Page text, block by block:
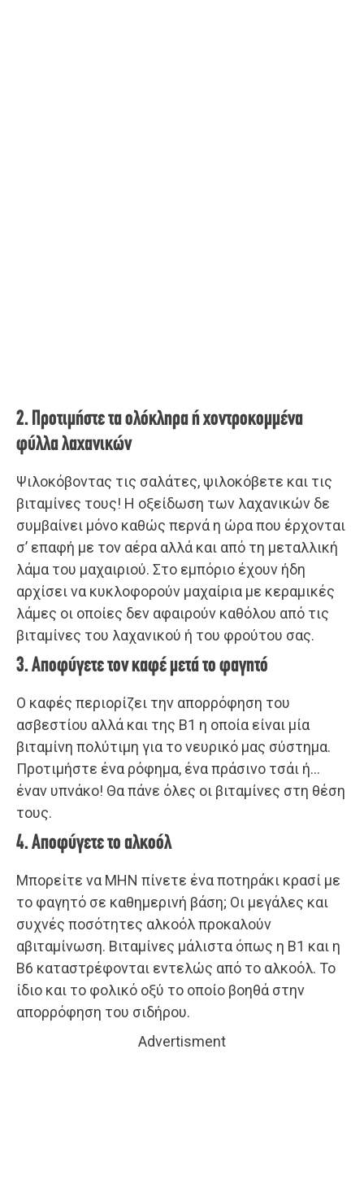
2. Προτιμήστε τα ολόκληρα ή χοντροκομμένα
φύλλα λαχανικών
Ψιλοκόβοντας τις σαλάτες, ψιλοκόβετε και τις
βιταμίνες τους! Η οξείδωση των λαχανικών δε
συμβαίνει μόνο καθώς περνά η ώρα που έρχονται
σ’ επαφή με τον αέρα αλλά και από τη μεταλλική
λάμα του μαχαιριού. Στο εμπόριο έχουν ήδη
αρχίσει να κυκλοφορούν μαχαίρια με κεραμικές
λάμες οι οποίες δεν αφαιρούν καθόλου από τις
βιταμίνες του λαχανικού ή του φρούτου σας.
3. Αποφύγετε τον καφέ μετά το φαγητό
Ο καφές περιορίζει την απορρόφηση του
ασβεστίου αλλά και της Β1 η οποία είναι μία
βιταμίνη πολύτιμη για το νευρικό μας σύστημα.
Προτιμήστε ένα ρόφημα, ένα πράσινο τσάι ή…
έναν υπνάκο! Θα πάνε όλες οι βιταμίνες στη θέση
τους.
4. Αποφύγετε το αλκοόλ
Μπορείτε να ΜΗΝ πίνετε ένα ποτηράκι κρασί με
το φαγητό σε καθημερινή βάση; Οι μεγάλες και
συχνές ποσότητες αλκοόλ προκαλούν
αβιταμίνωση. Βιταμίνες μάλιστα όπως η Β1 και η
Β6 καταστρέφονται εντελώς από το αλκοόλ. Το
ίδιο και το φολικό οξύ το οποίο βοηθά στην
απορρόφηση του σιδήρου.
Advertisment